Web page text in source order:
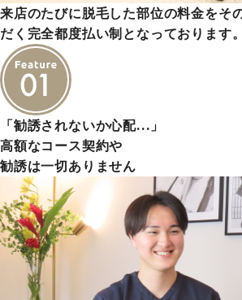
来店のたびに脱毛した部位の料金をそ
だく完全都度払い制となっております。
「勧誘されないか心配…」
高額なコース契約や
勧誘は一切ありません